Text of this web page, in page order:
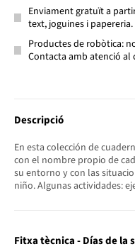
Enviament gratuït a
text, joguines i papereria.
Productes de robòtica:
Contacta amb atenció al
Descripció
En esta colección de
con el nombre propio de
su entorno y con las
niño. Algunas actividades:
Fitxa tècnica - Días de la